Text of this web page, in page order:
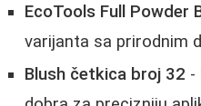
EcoTools Full Powder
varijanta sa prirodnim
Blush četkica broj 32 -